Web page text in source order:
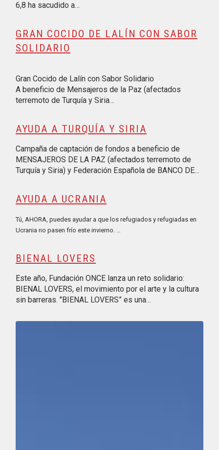
6,8 ha sacudido a…
GRAN COCIDO DE LALÍN CON SABOR
SOLIDARIO
Gran Cocido de Lalín con Sabor Solidario
A beneficio de Mensajeros de la Paz (afectados
terremoto de Turquía y Siria…
AYUDA A TURQUÍA Y SIRIA
Campaña de captación de fondos a beneficio de
MENSAJEROS DE LA PAZ (afectados terremoto de
Turquía y Siria) y Federación Española de BANCO DE…
AYUDA A UCRANIA
Tú, AHORA, puedes ayudar a que los refugiados y refugiadas en
Ucrania no pasen frío este invierno. …
BIENAL LOVERS
Este año, Fundación ONCE lanza un reto solidario:
BIENAL LOVERS, el movimiento por el arte y la cultura
sin barreras. "BIENAL LOVERS” es una…